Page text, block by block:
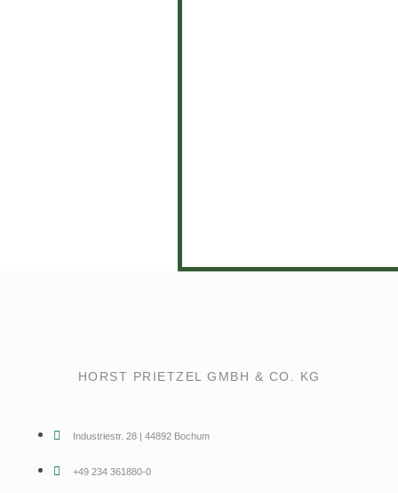
HORST PRIETZEL GMBH & CO. KG
Industriestr. 28 | 44892 Bochum
+49 234 361880-0